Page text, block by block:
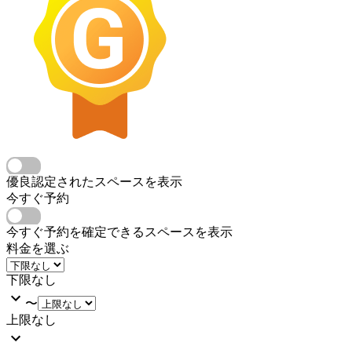
優良認定されたスペースを表示
今すぐ予約
今すぐ予約を確定できるスペースを表示
料金を選ぶ
下限なし
〜
上限なし